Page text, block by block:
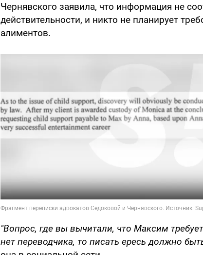
Чернявского заявила, что информация не
действительности, и никто не планирует
алиментов.
"Вопрос, где вы вычитали, что Максим
нет переводчика, то писать ересь должно